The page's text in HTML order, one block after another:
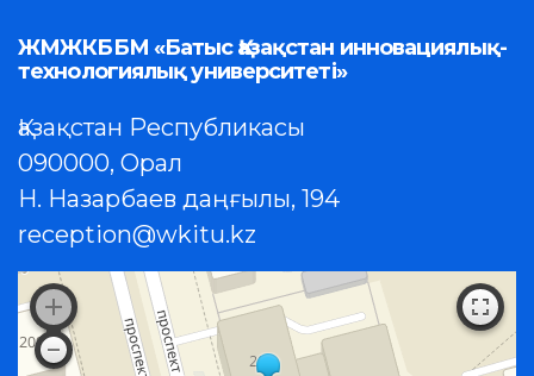
ЖМЖКББМ «Батыс Қазақстан инновациялық-
технологиялық университеті»
Қазақстан Республикасы
090000, Орал
Н. Назарбаев даңғылы, 194
reception@wkitu.kz